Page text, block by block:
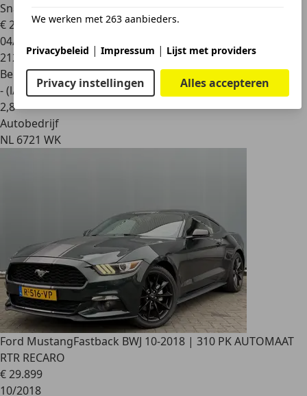
We werken met 263 aanbieders.
Privacybeleid | Impressum | Lijst met providers
Privacy instellingen Alles accepteren
Snake Mot
€ 24.995
04/2012
212.187 km
Benzine
- (l/100 km)
2,8
Autobedrijf
NL 6721 WK
Ford MustangFastback BWJ 10-2018 | 310 PK AUTOMAAT
RTR RECARO
€ 29.899
10/2018